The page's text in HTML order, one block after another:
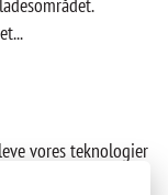
vores teknologier